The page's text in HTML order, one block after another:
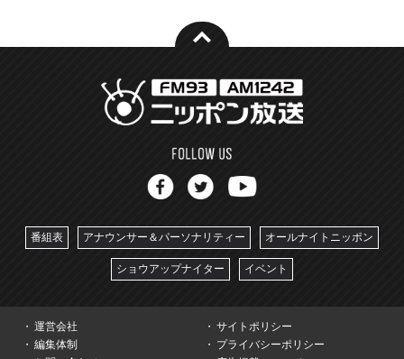
番組表 アナウンサー＆パーソナリティー オールナイトニッポン
ショウアップナイター イベント
運営会社
サイトポリシー
編集体制
プライバシーポリシー